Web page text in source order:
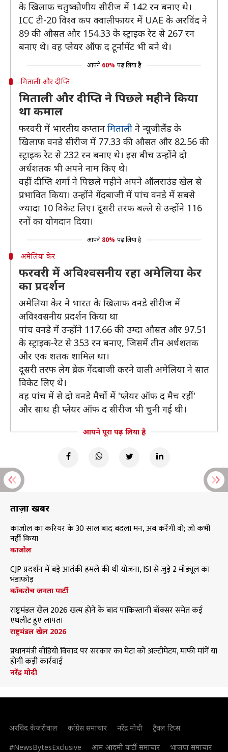
के खिलाफ चतुष्कोणीय सीरीज में 142 रन बनाए थे।
ICC टी-20 विश्व कप क्वालीफायर में UAE के अरविंद ने
89 की औसत और 154.33 के स्ट्राइक रेट से 267 रन
बनाए थे। वह प्लेयर ऑफ द टूर्नामेंट भी बने थे।
आपने 60% पढ़ लिया है
मिताली और दीप्ति
मिताली और दीप्ति ने पिछले महीने किया
था कमाल
फरवरी में भारतीय कप्तान मिताली ने न्यूजीलैंड के
खिलाफ वनडे सीरीज में 77.33 की औसत और 82.56 की
स्ट्राइक रेट से 232 रन बनाए थे। इस बीच उन्होंने दो
अर्धशतक भी अपने नाम किए थे।
वहीं दीप्ति शर्मा ने पिछले महीने अपने ऑलराउंड खेल से
प्रभावित किया। उन्होंने गेंदबाजी में पांच वनडे में सबसे
ज्यादा 10 विकेट लिए। दूसरी तरफ बल्ले से उन्होंने 116
रनों का योगदान दिया।
आपने 80% पढ़ लिया है
अमेलिया केर
फरवरी में अविश्वसनीय रहा अमेलिया केर
का प्रदर्शन
अमेलिया केर ने भारत के खिलाफ वनडे सीरीज में
अविश्वसनीय प्रदर्शन किया था
पांच वनडे में उन्होंने 117.66 की उम्दा औसत और 97.51
के स्ट्राइक-रेट से 353 रन बनाए, जिसमें तीन अर्धशतक
और एक शतक शामिल था।
दूसरी तरफ लेग ब्रेक गेंदबाजी करने वाली अमेलिया ने सात
विकेट लिए थे।
वह पांच में से दो वनडे मैचों में 'प्लेयर ऑफ द मैच रहीं'
और साथ ही प्लेयर ऑफ द सीरीज भी चुनी गई थी।
आपने पूरा पढ़ लिया है
ताज़ा खबरें
काजोल का करियर के 30 साल बाद बदला मन, अब करेंगी वो; जो कभी
नहीं किया
काजोल
CJP प्रदर्शन में बड़े आतंकी हमले की थी योजना, ISI से जुड़े 2 मॉड्यूल का
भंडाफोड़
कॉकरोच जनता पार्टी
राष्ट्रमंडल खेल 2026 खत्म होने के बाद पाकिस्तानी बॉक्सर समेत कई
एथलीट हुए लापता
राष्ट्रमंडल खेल 2026
प्रधानमंत्री वीडियो विवाद पर सरकार का मेटा को अल्टीमेटम, माफी मांगें या
होगी कड़ी कार्रवाई
नरेंद्र मोदी
अरविंद केजरीवाल कांग्रेस समाचार नरेंद्र मोदी
ट्रैवल टिप्स
#NewsBytesExclusive
आम आदमी पार्टी समाचार भाजपा समाचार